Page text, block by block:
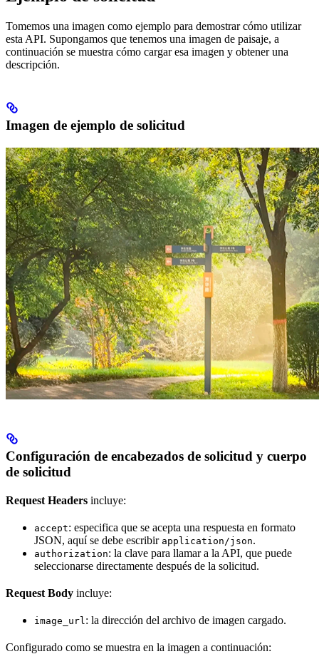
Tomemos una imagen como ejemplo para demostrar cómo utilizar
esta API. Supongamos que tenemos una imagen de paisaje, a
continuación se muestra cómo cargar esa imagen y obtener una
descripción.
Imagen de ejemplo de solicitud
Configuración de encabezados de solicitud y cuerpo
de solicitud
Request Headers incluye:
accept: especifica que se acepta una respuesta en formato
JSON, aquí se debe escribir application/json.
authorization: la clave para llamar a la API, que puede
seleccionarse directamente después de la solicitud.
Request Body incluye:
image_url : la dirección del archivo de imagen cargado.
Configurado como se muestra en la imagen a continuación: